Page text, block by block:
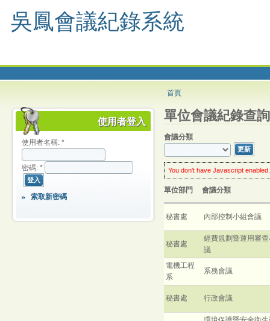
吳鳳會議紀錄系統
首頁
使用者登入
使用者名稱: *
密碼: *
索取新密碼
單位會議紀錄查詢
會議分類
You don't have Javascript enabled.
worry: you can still use this web
enable Javascriptin your
much enhanced experience.
click theUpdatebuttonevery
單位部門 會議分類
秘書處 內部控制小組會議
秘書處
經費規劃暨運用審
議
電機工程
系
系務會議
秘書處 行政會議